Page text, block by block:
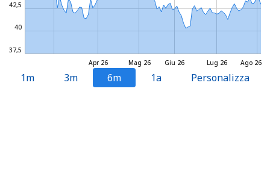
Mag 26 Lug 26
Apr 26 Giu 26 Ago 26
37,5
40
42,5
1m 3m 6m 1a Personalizza